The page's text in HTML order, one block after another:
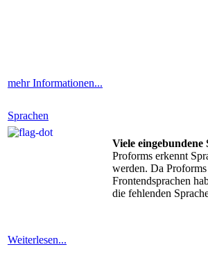
mehr Informationen...
Sprachen
Viele eingebundene
Proforms erkennt
werden. Da
Frontendsprachen
die fehlenden
Weiterlesen...